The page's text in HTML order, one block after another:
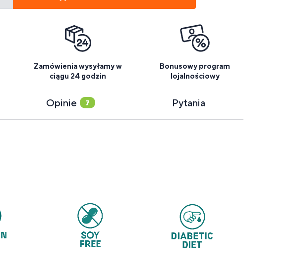
Zamówienia wysyłamy w
ciągu 24 godzin
Bonusowy program
lojalnościowy
Opinie 7 Pytania